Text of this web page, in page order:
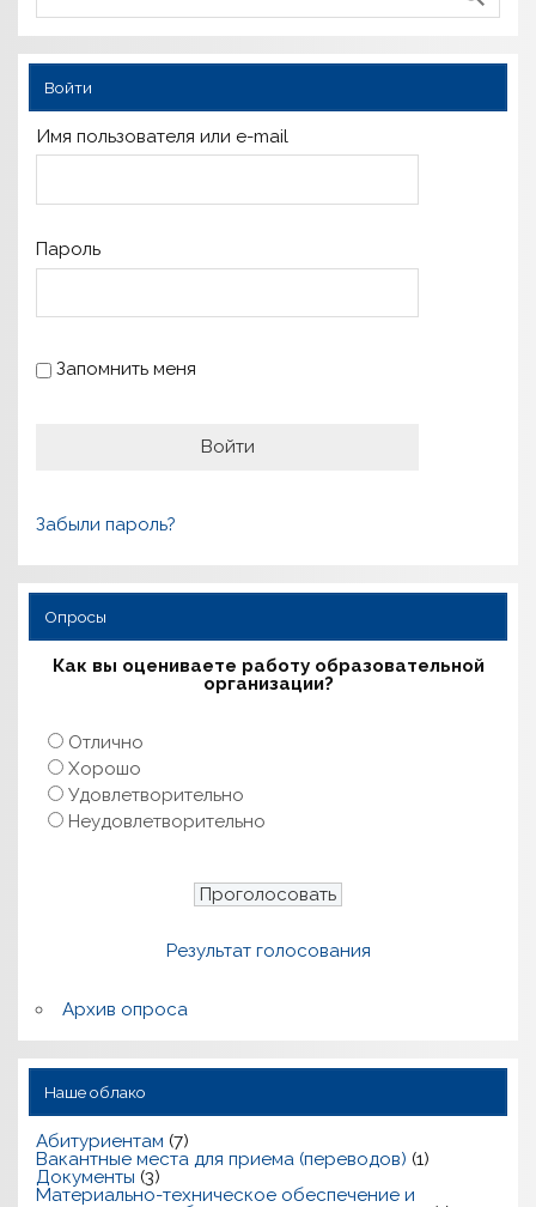
Войти
Имя пользователя или e-mail
Пароль
Запомнить меня
Забыли пароль?
Опросы
Как вы оцениваете работу образовательной
организации?
Отлично
Хорошо
Удовлетворительно
Неудовлетворительно
Результат голосования
Архив опроса
Наше облако
Абитуриентам (7)
Вакантные места для приема (переводов) (1)
Документы (3)
Материально-техническое обеспечение и